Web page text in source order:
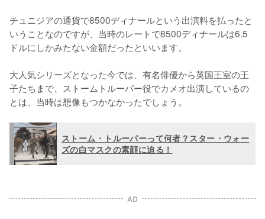
チュニジアの通貨で8500ディナールという出演料を払ったと
いうことなのですが、当時のレートで8500ディナールは6.5
ドルにしかみたない金額だったといいます。
大人気シリーズとなった今では、有名俳優から英国王室の王
子たちまで、ストームトルーパー役でカメオ出演しているの
とは、当時は想像もつかなかったでしょう。
ストーム・トルーパーって何者？スター・ウォー
ズの白マスクの素顔に迫る！
AD